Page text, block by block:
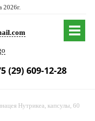
2026г.
(29) 609-12-28
Нутрикеа, капсулы, 60